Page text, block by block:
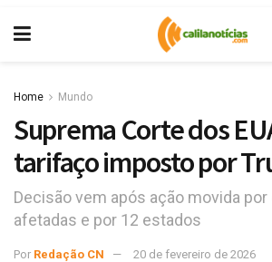
Home Mundo
Suprema Corte dos
tarifaço imposto por
Decisão vem após ação movida
afetadas e por 12 estados
Por Redação CN 20 de fevereiro de 2026